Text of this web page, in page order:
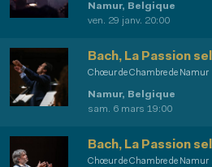
Namur, Belgique
ven. 29 janv. 20:00
Chœur de Chambre de Namur
Bach, La Passion
Namur, Belgique
sam. 6 mars 19:00
Chœur de Chambre de Namur
Bach, La Passion